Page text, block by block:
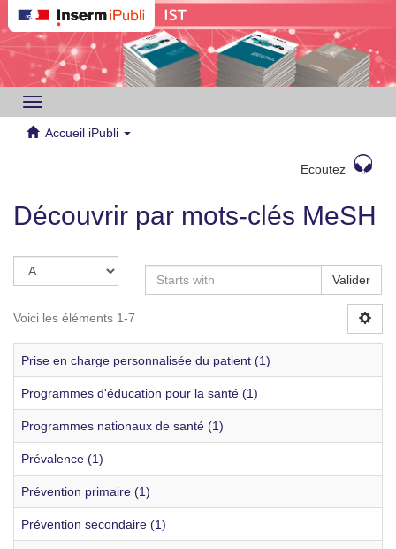
Toggle
navigation
Accueil iPubli
Ecoutez
Découvrir par mots-clés MeSH
Valider
Voici les éléments 1-7
Prise en charge personnalisée du patient (1)
Programmes d'éducation pour la santé (1)
Programmes nationaux de santé (1)
Prévalence (1)
Prévention primaire (1)
Prévention secondaire (1)